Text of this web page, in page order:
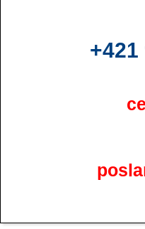
+421